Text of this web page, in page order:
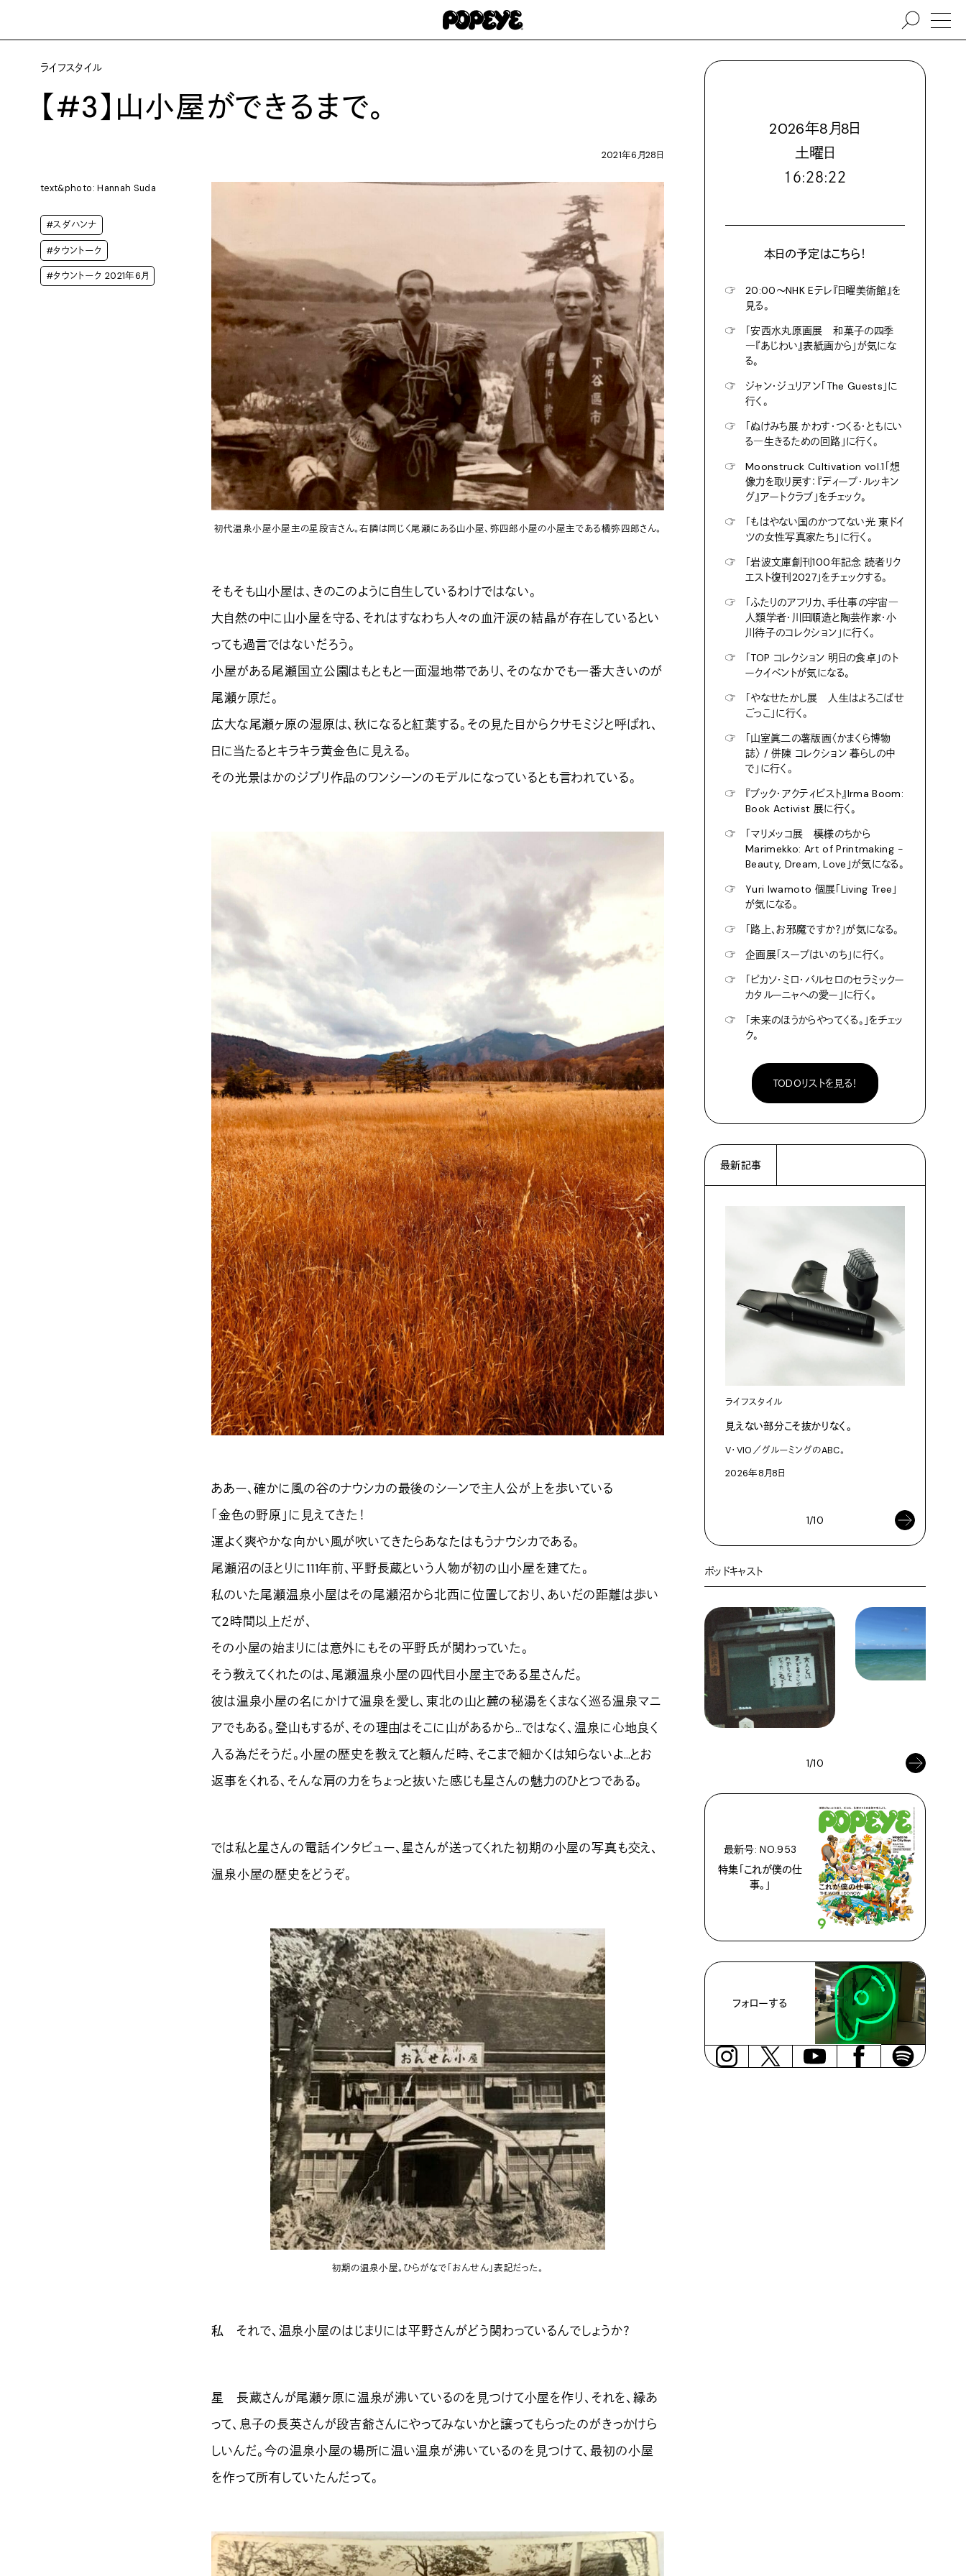
ライフスタイル
【#3】山小屋ができるまで。
2021年6月28日
text&photo: Hannah Suda
#スダハンナ
#タウントーク
#タウントーク 2021年6月
初代温泉小屋小屋主の星段吉さん。右隣は同じく尾瀬にある山小屋、弥四郎小屋の小屋主である橘弥四郎さん。
そもそも山小屋は、きのこのように自生しているわけではない。
大自然の中に山小屋を守る、それはすなわち人々の血汗涙の結晶が存在しているとい
っても過言ではないだろう。
小屋がある尾瀬国立公園はもともと一面湿地帯であり、そのなかでも一番大きいのが
尾瀬ヶ原だ。
広大な尾瀬ヶ原の湿原は、秋になると紅葉する。その見た目からクサモミジと呼ばれ、
日に当たるとキラキラ黄金色に見える。
その光景はかのジブリ作品のワンシーンのモデルになっているとも言われている。
ああー、確かに風の谷のナウシカの最後のシーンで主人公が上を歩いている
「金色の野原」に見えてきた！
運よく爽やかな向かい風が吹いてきたらあなたはもうナウシカである。
尾瀬沼のほとりに111年前、平野長蔵という人物が初の山小屋を建てた。
私のいた尾瀬温泉小屋はその尾瀬沼から北西に位置しており、あいだの距離は歩い
て2時間以上だが、
その小屋の始まりには意外にもその平野氏が関わっていた。
そう教えてくれたのは、尾瀬温泉小屋の四代目小屋主である星さんだ。
彼は温泉小屋の名にかけて温泉を愛し、東北の山と麓の秘湯をくまなく巡る温泉マニ
アでもある。登山もするが、その理由はそこに山があるから…ではなく、温泉に心地良く
入る為だそうだ。小屋の歴史を教えてと頼んだ時、そこまで細かくは知らないよ…とお
返事をくれる、そんな肩の力をちょっと抜いた感じも星さんの魅力のひとつである。
では私と星さんの電話インタビュー、星さんが送ってくれた初期の小屋の写真も交え、
温泉小屋の歴史をどうぞ。
初期の温泉小屋。ひらがなで「おんせん」表記だった。
私 それで、温泉小屋のはじまりには平野さんがどう関わっているんでしょうか？
星
長蔵さんが尾瀬ヶ原に温泉が沸いているのを見つけて小屋を作り、それを、縁あ
って、息子の長英さんが段吉爺さんにやってみないかと譲ってもらったのがきっかけら
しいんだ。今の温泉小屋の場所に温い温泉が沸いているのを見つけて、最初の小屋
を作って所有していたんだって。
2026年8月8日
土曜日
１６:２８:２４
本日の予定はこちら！
☞
20:00〜NHK Eテレ『日曜美術館』を
見る。
☞
「安西水丸原画展 和菓子の四季
―『あじわい』表紙画から」が気にな
る。
☞
ジャン・ジュリアン「The Guests」に
行く。
☞
「ぬけみち展 かわす・つくる・ともにい
る―生きるための回路」に行く。
☞
Moonstruck Cultivation vol.1「想
像力を取り戻す：『ディープ・ルッキン
グ』アートクラブ」をチェック。
☞
「もはやない国のかつてない光 東ドイ
ツの女性写真家たち」に行く。
☞
「岩波文庫創刊100年記念 読者リク
エスト復刊2027」をチェックする。
☞
「ふたりのアフリカ、手仕事の宇宙―
人類学者・川田順造と陶芸作家・小
川待子のコレクション」に行く。
☞
「TOP コレクション 明日の食卓」のト
ークイベントが気になる。
☞
「やなせたかし展 人生はよろこばせ
ごっこ」に行く。
☞
「山室眞二の薯版画〈かまくら博物
誌〉 / 併陳 コレクション 暮らしの中
で」に行く。
☞
『ブック・アクティビスト』Irma Boom:
Book Activist 展に行く。
☞
「マリメッコ展 模様のちから
Marimekko: Art of Printmaking -
Beauty, Dream, Love」が気になる。
☞
Yuri Iwamoto 個展「Living Tree」
が気になる。
☞
「路上、お邪魔ですか？」が気になる。
☞
企画展「スープはいのち」に行く。
☞
「ピカソ・ミロ・バルセロのセラミックー
カタルーニャへの愛ー」に行く。
☞
「未来のほうからやってくる。」をチェッ
ク。
TODOリストを見る！
最新記事
ライフスタイル
見えない部分こそ抜かりなく。
V・VIO／グルーミングのABC。
2026年8月8日
1/10
ポッドキャスト
1/10
最新号: NO.953
特集「これが僕の仕
事。」
フォローする